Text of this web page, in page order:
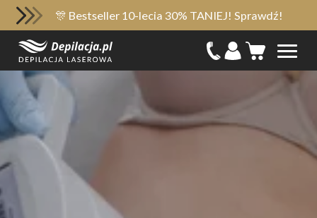
🎊 Bestseller 10-lecia 30% TANIEJ! Sprawdź!